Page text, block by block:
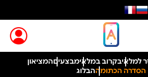
למלאיבקרוב במלאימבצעיםהמציאון
הסדרה הכתומההבלוג